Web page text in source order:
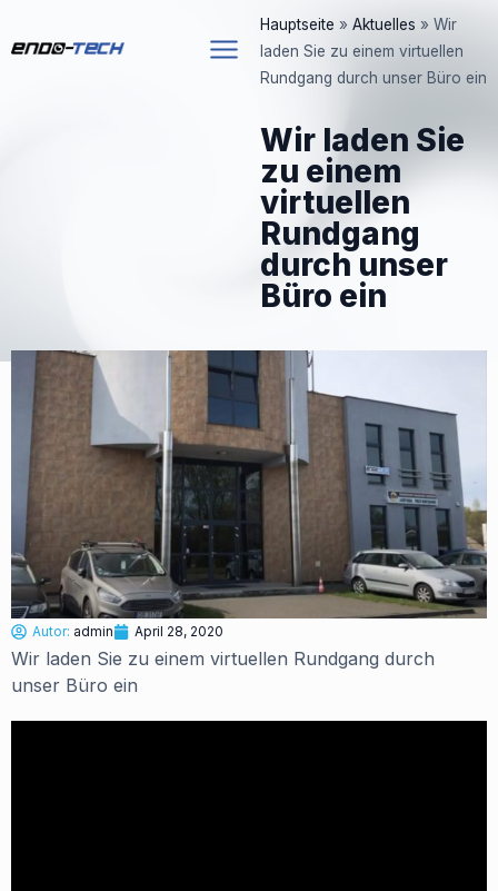
Inhalt
Hauptseite » Aktuelles » Wir
laden Sie zu einem virtuellen
Rundgang durch unser Büro ein
Wir laden Sie
zu einem
virtuellen
Rundgang
durch unser
Büro ein
Autor: admin April 28, 2020
Wir laden Sie zu einem virtuellen Rundgang durch
unser Büro ein